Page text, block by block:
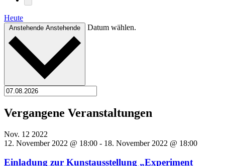
Heute
Anstehende Anstehende Datum wählen.
Vergangene Veranstaltungen
Nov. 12 2022
12. November 2022 @ 18:00 - 18. November 2022 @ 18:00
Einladung zur Kunstausstellung „Experiment